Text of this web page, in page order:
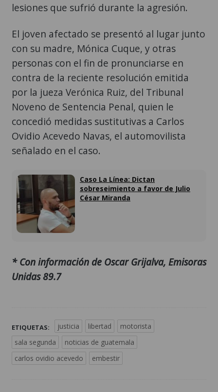
lesiones que sufrió durante la agresión.
El joven afectado se presentó al lugar junto
con su madre, Mónica Cuque, y otras
personas con el fin de pronunciarse en
contra de la reciente resolución emitida
por la jueza Verónica Ruiz, del Tribunal
Noveno de Sentencia Penal, quien le
concedió medidas sustitutivas a Carlos
Ovidio Acevedo Navas, el automovilista
señalado en el caso.
Caso La Línea: Dictan
sobreseimiento a favor de Julio
César Miranda
* Con información de Oscar Grijalva, Emisoras
Unidas 89.7
ETIQUETAS: justicia libertad
motorista
sala segunda
noticias de guatemala
carlos ovidio acevedo
embestir